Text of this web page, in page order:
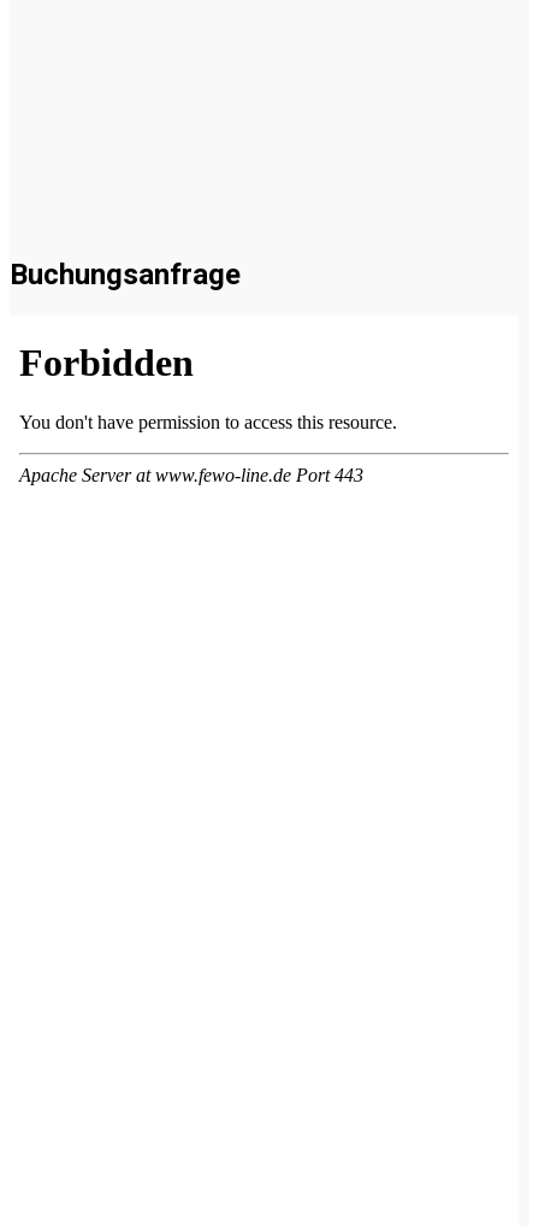
Buchungsanfrage